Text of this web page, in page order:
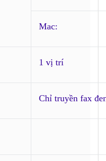
Mac:
1 vị trí
Chỉ truyền fax